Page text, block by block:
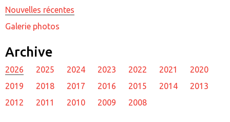
Nouvelles récentes
Galerie photos
Archive
2026 2025 2024 2023 2022 2021
2020
2019
2018 2017 2016 2015 2014
2013
2012
2011 2010 2009 2008